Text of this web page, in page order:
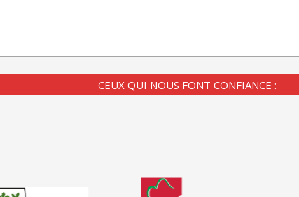
CEUX QUI NOUS FONT CONFIANCE :